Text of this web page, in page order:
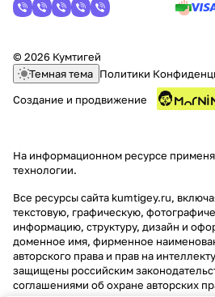
© 2026 Кумтигей
Темная тема Политики
Создание и продвижение
На информационном ресурсе
технологии.
Все ресурсы сайта kumtigey.ru,
текстовую, графическую,
информацию, структуру, дизайн и
доменное имя, фирменное
авторского права и прав на
защищены российским
соглашениями об охране авторских